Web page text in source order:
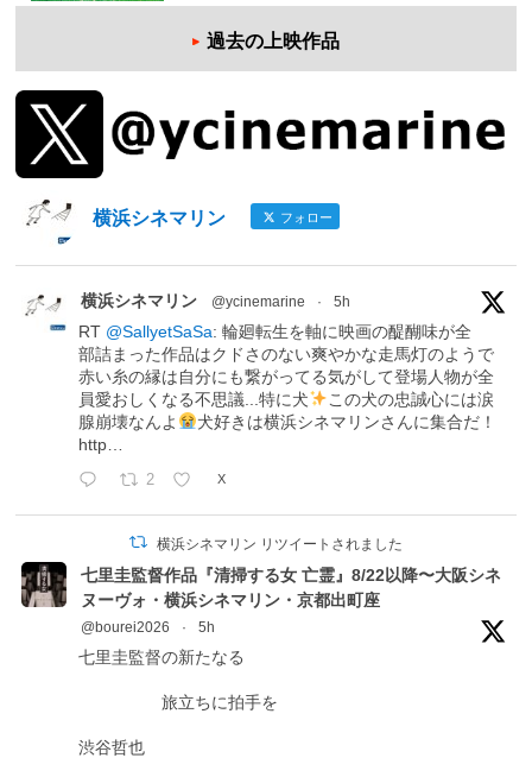
過去の上映作品
横浜シネマリン フォロー
横浜シネマリン @ycinemarine · 5h
RT @SallyetSaSa: 輪廻転生を軸に映画の醍醐味が全
部詰まった作品はクドさのない爽やかな走馬灯のようで
赤い糸の縁は自分にも繋がってる気がして登場人物が全
員愛おしくなる不思議...特に犬
この犬の忠誠心には涙
腺崩壊なんよ
犬好きは横浜シネマリンさんに集合だ！
http…
2 X
横浜シネマリン リツイートされました
七里圭監督作品『清掃する女 亡霊』8/22以降〜大阪シネ
ヌーヴォ・横浜シネマリン・京都出町座
@bourei2026 · 5h
七里圭監督の新たなる
旅立ちに拍手を
渋谷哲也